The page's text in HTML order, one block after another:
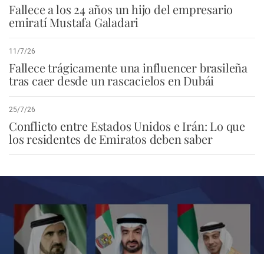
Fallece a los 24 años un hijo del empresario
emiratí Mustafa Galadari
11/7/26
Fallece trágicamente una influencer brasileña
tras caer desde un rascacielos en Dubái
25/7/26
Conflicto entre Estados Unidos e Irán: Lo que
los residentes de Emiratos deben saber